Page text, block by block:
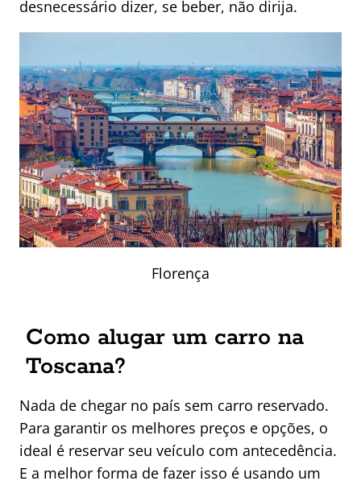
desnecessário dizer, se beber, não dirija.
Florença
Como alugar um carro na
Toscana?
Nada de chegar no país sem carro reservado.
Para garantir os melhores preços e opções, o
ideal é reservar seu veículo com antecedência.
E a melhor forma de fazer isso é usando um